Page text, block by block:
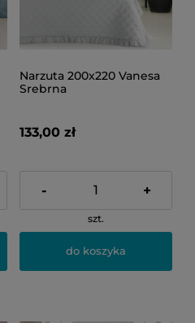
Narzuta 200x220 Vanesa
Srebrna
133,00 zł
- +
szt.
do koszyka